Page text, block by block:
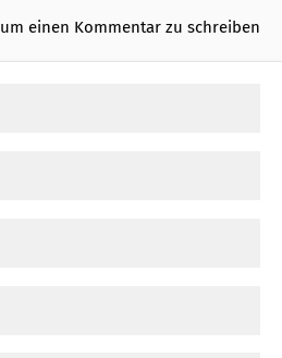
um einen Kommentar zu schreiben